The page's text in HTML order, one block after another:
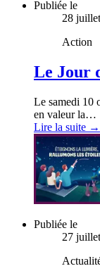
Publiée le
28
Action
Le Jour
Le samedi 10
en valeur la…
Lire la suite →
Publiée le
27